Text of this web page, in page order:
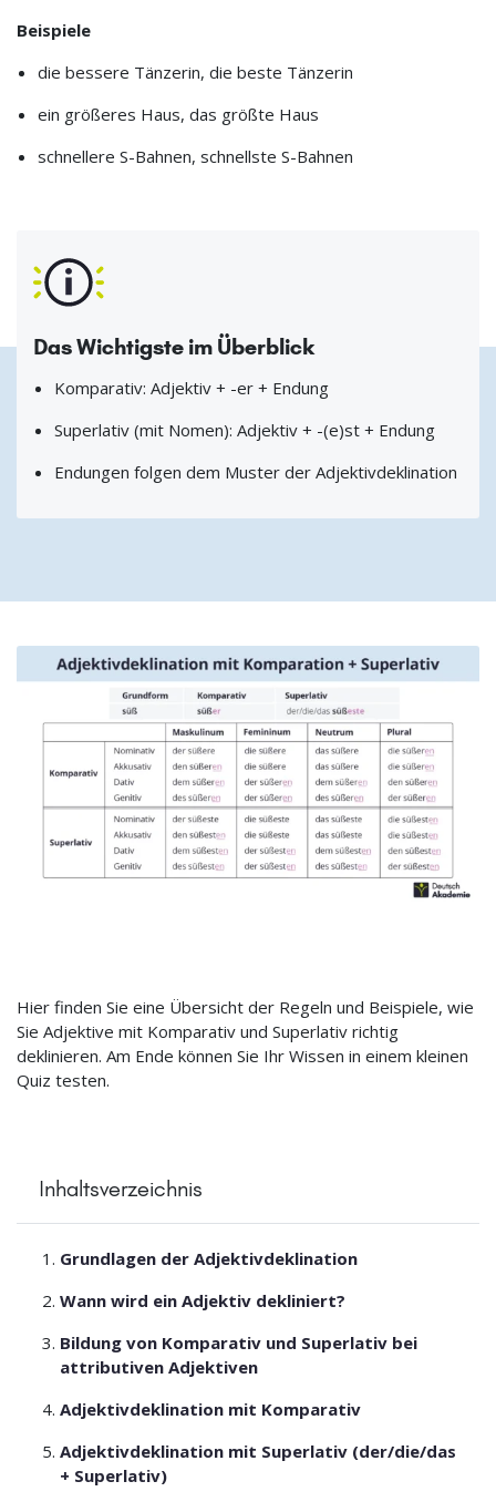
Beispiele
die bessere Tänzerin, die beste Tänzerin
ein größeres Haus, das größte Haus
schnellere S-Bahnen, schnellste S-Bahnen
Das Wichtigste im Überblick
Komparativ: Adjektiv + -er + Endung
Superlativ (mit Nomen): Adjektiv + -(e)st + Endung
Endungen folgen dem Muster der Adjektivdeklination
Hier finden Sie eine Übersicht der Regeln und Beispiele, wie
Sie Adjektive mit Komparativ und Superlativ richtig
deklinieren. Am Ende können Sie Ihr Wissen in einem kleinen
Quiz testen.
Inhaltsverzeichnis
Grundlagen der Adjektivdeklination
Wann wird ein Adjektiv dekliniert?
Bildung von Komparativ und Superlativ bei
attributiven Adjektiven
Adjektivdeklination mit Komparativ
Adjektivdeklination mit Superlativ (der/die/das
+ Superlativ)